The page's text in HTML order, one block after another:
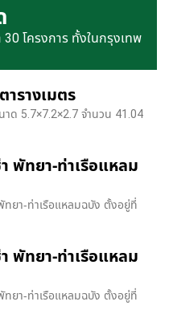
30 โครงการ ทั้งในกรุงเทพ
ารางเมตร
าด 5.7×7.2×2.7 จำนวน 41.04
า พัทยา-ท่าเรือแหลม
ทยา-ท่าเรือแหลมฉบัง ตั้งอยู่ที่
า พัทยา-ท่าเรือแหลม
ทยา-ท่าเรือแหลมฉบัง ตั้งอยู่ที่